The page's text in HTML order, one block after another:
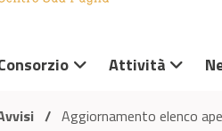
Attività
/ Aggiornamento elenco